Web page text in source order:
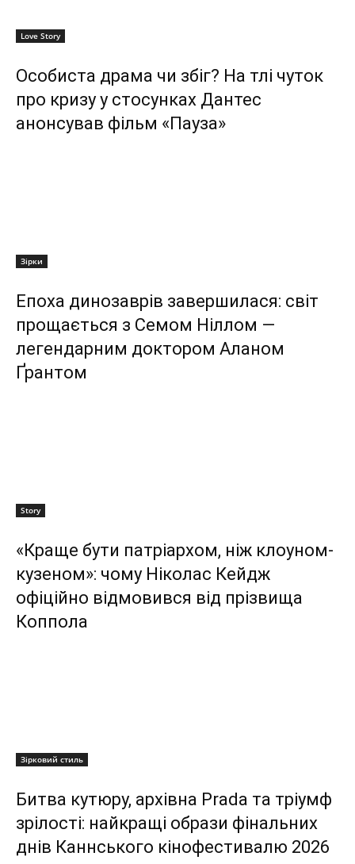
Love Story
Особиста драма чи збіг? На тлі чуток
про кризу у стосунках Дантес
анонсував фільм «Пауза»
Зірки
Епоха динозаврів завершилася: світ
прощається з Семом Ніллом —
легендарним доктором Аланом
Ґрантом
Story
«Краще бути патріархом, ніж клоуном-
кузеном»: чому Ніколас Кейдж
офіційно відмовився від прізвища
Коппола
Зірковий стиль
Битва кутюру, архівна Prada та тріумф
зрілості: найкращі образи фінальних
днів Каннського кінофестивалю 2026